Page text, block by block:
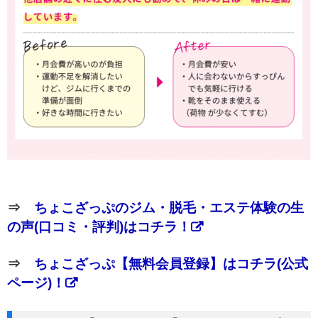
⇒ ちょこざっぷのジム・脱毛・エステ体験の生
の声(口コミ・評判)はコチラ！
⇒ ちょこざっぷ【無料会員登録】はコチラ(公式
ページ)！